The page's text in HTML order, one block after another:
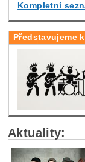
Kompletní
Představujeme
Aktuality: